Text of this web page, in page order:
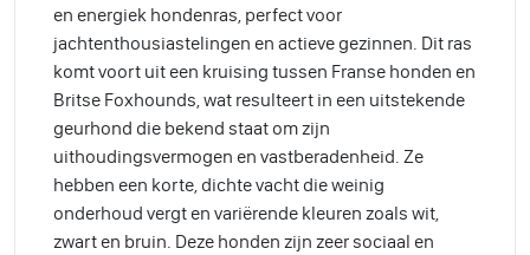
en energiek hondenras, perfect voor
jachtenthousiastelingen en actieve gezinnen. Dit ras
komt voort uit een kruising tussen Franse honden en
Britse Foxhounds, wat resulteert in een uitstekende
geurhond die bekend staat om zijn
uithoudingsvermogen en vastberadenheid. Ze
hebben een korte, dichte vacht die weinig
onderhoud vergt en variërende kleuren zoals wit,
zwart en bruin. Deze honden zijn zeer sociaal en